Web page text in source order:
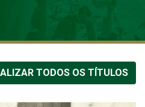
TODOS OS TÍTULOS